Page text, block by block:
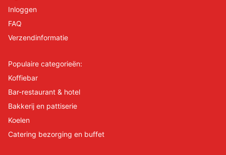
Inloggen
FAQ
Verzendinformatie
Populaire categorieën:
Koffiebar
Bar-restaurant & hotel
Bakkerij en pattiserie
Koelen
Catering bezorging en buffet